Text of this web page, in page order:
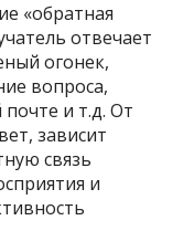
«обратная
отвечает
огонек,
вопроса,
и т.д. От
зависит
связь
и